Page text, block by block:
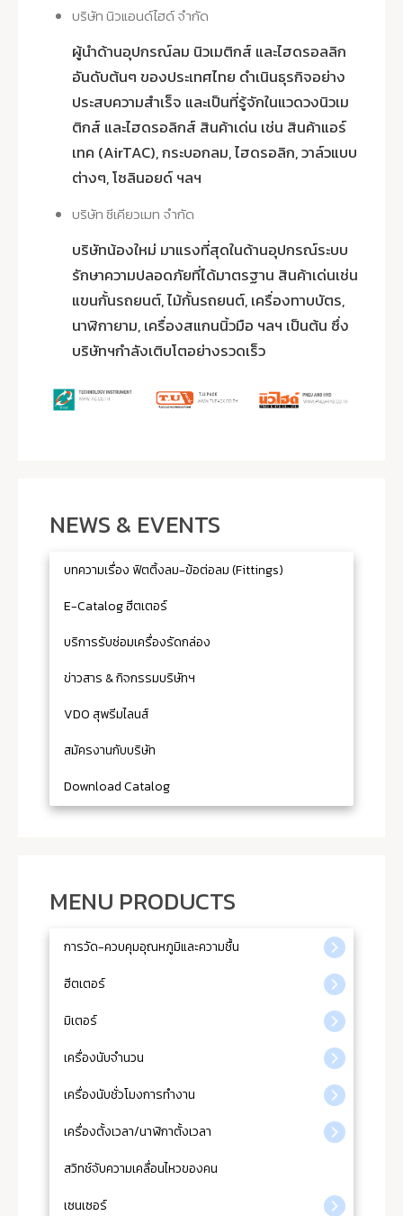
บริษัท นิวแอนด์ไฮด์ จำกัด
ผู้นำด้านอุปกรณ์ลม นิวเมติกส์ และไฮดรอลลิก
อันดับต้นๆ ของประเทศไทย ดำเนินธุรกิจอย่าง
ประสบความสำเร็จ และเป็นที่รู้จักในแวดวงนิวเม
ติกส์ และไฮดรอลิกส์ สินค้าเด่น เช่น สินค้าแอร์
เทค (AirTAC), กระบอกลม, ไฮดรอลิก, วาล์วแบบ
ต่างๆ, โซลินอยด์ ฯลฯ
บริษัท ซีเคียวเมท จำกัด
บริษัทน้องใหม่ มาแรงที่สุดในด้านอุปกรณ์ระบบ
รักษาความปลอดภัยที่ได้มาตรฐาน สินค้าเด่นเช่น
แขนกั้นรถยนต์, ไม้กั้นรถยนต์, เครื่องทาบบัตร,
นาฬิกายาม, เครื่องสแกนนิ้วมือ ฯลฯ เป็นต้น ซึ่ง
บริษัทฯกำลังเติบโตอย่างรวดเร็ว
NEWS & EVENTS
บทความเรื่อง ฟิตติ้งลม-ข้อต่อลม (Fittings)
E-Catalog ฮีตเตอร์
บริการรับซ่อมเครื่องรัดกล่อง
ข่าวสาร & กิจกรรมบริษัทฯ
VDO สุพรีมไลนส์
สมัครงานกับบริษัท
Download Catalog
MENU PRODUCTS
การวัด-ควบคุมอุณหภูมิและความชื้น
ฮีตเตอร์
มิเตอร์
เครื่องนับจำนวน
เครื่องนับชั่วโมงการทำงาน
เครื่องตั้งเวลา/นาฬิกาตั้งเวลา
สวิทช์จับความเคลื่อนไหวของคน
เซนเซอร์